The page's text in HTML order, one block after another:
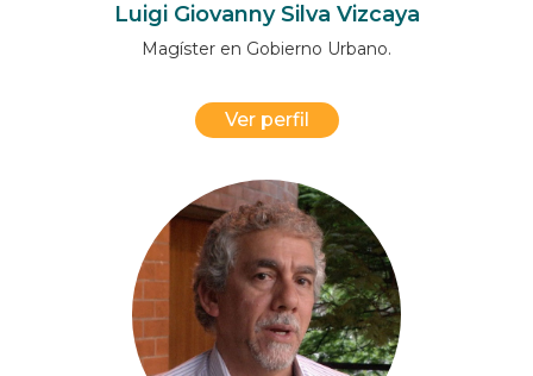
Luigi Giovanny Silva Vizcaya
Magíster en Gobierno Urbano.
Ver perfil